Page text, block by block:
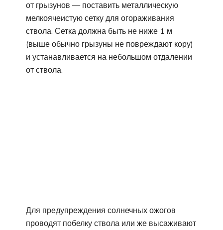
от грызунов — поставить металлическую
мелкоячеистую сетку для огораживания
ствола. Сетка должна быть не ниже 1 м
(выше обычно грызуны не повреждают кору)
и устанавливается на небольшом отдалении
от ствола.
Для предупреждения солнечных ожогов
проводят побелку ствола или же высаживают